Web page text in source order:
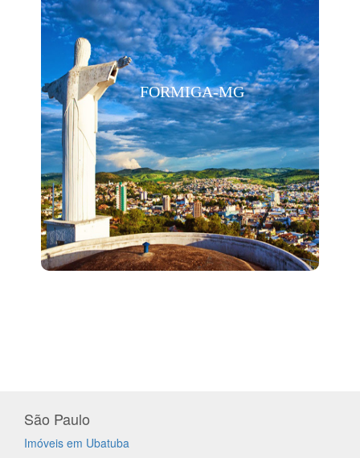
FORMIGA-MG
São Paulo
Imóveis em Ubatuba